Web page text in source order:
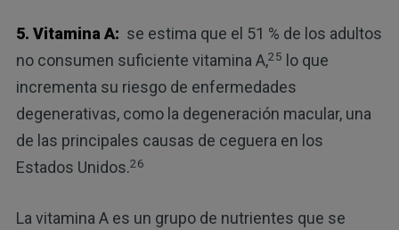
5. Vitamina A: se estima que el 51 % de los adultos
no consumen suficiente vitamina A,25
lo que
incrementa su riesgo de enfermedades
degenerativas, como la degeneración macular, una
de las principales causas de ceguera en los
Estados Unidos.26
La vitamina A es un grupo de nutrientes que se